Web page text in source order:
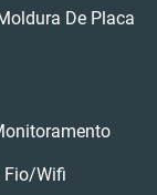
De Placa
Fio/wifi